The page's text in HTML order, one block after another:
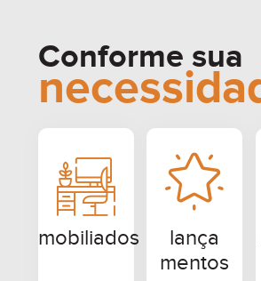
R$ 795.000,00
Conforme sua
mobiliados
lança
mentos